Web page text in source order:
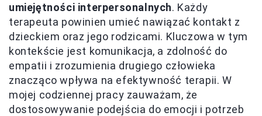
umiejętności interpersonalnych. Każdy
terapeuta powinien umieć nawiązać kontakt z
dzieckiem oraz jego rodzicami. Kluczowa w tym
kontekście jest komunikacja, a zdolność do
empatii i zrozumienia drugiego człowieka
znacząco wpływa na efektywność terapii. W
mojej codziennej pracy zauważam, że
dostosowywanie podejścia do emocji i potrzeb